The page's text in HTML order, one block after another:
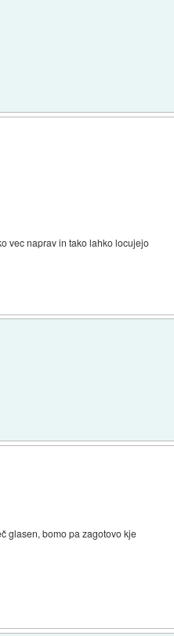
vec naprav in tako lahko locujejo
glasen, bomo pa zagotovo kje